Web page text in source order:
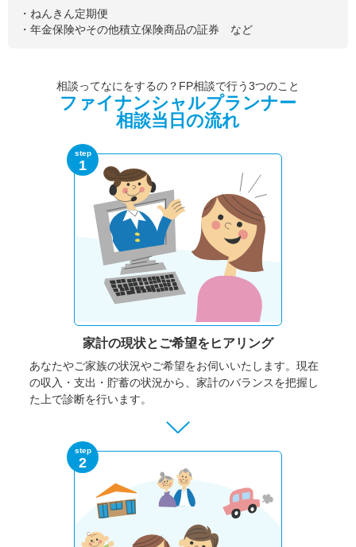
・ねんきん定期便
・年金保険やその他積立保険商品の証券 など
相談ってなにをするの？FP相談で行う3つのこと
ファイナンシャルプランナー
相談当日の流れ
step
1
家計の現状と ご希望をヒアリング
あなたやご家族の状況やご希望をお伺いいたします。 現在
の収入・支出・貯蓄の状況から、家計のバランスを把握し
た上で診断を行います。
step
2